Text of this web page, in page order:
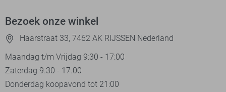
Bezoek onze winkel
Haarstraat 33, 7462 AK RIJSSEN Nederland
Maandag t/m Vrijdag 9:30 - 17:00
Zaterdag 9.30 - 17.00
Donderdag koopavond tot 21:00